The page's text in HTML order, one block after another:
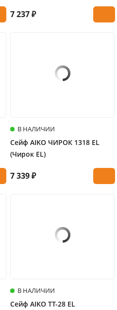
7 237 ₽
В НАЛИЧИИ
Сейф AIKO ЧИРОК 1318 EL
(Чирок EL)
7 339 ₽
В НАЛИЧИИ
Сейф AIKO TT-28 EL